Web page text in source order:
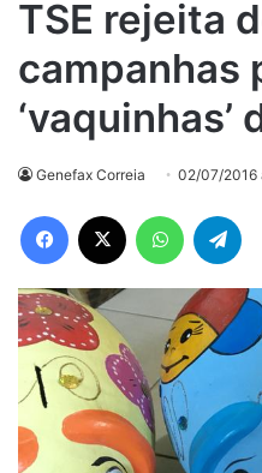
TSE rejeita
campanhas
Genefax Correia 02/07/2016
Facebook WhatsApp